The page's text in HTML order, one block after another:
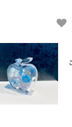
芸,ヘアピン,パーツ,レ